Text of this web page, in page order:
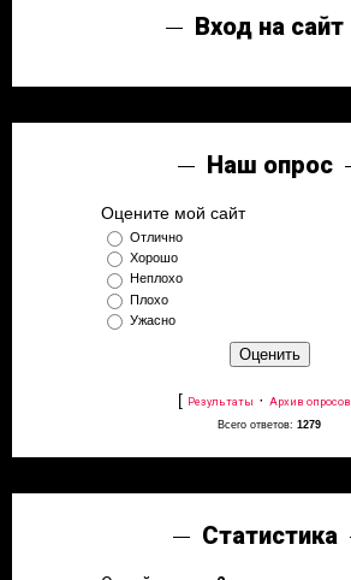
Вход на сайт
Наш опрос
Оцените мой сайт
Отлично
Хорошо
Неплохо
Плохо
Ужасно
[ Результаты · Архив опросов
Всего ответов: 1279
Статистика